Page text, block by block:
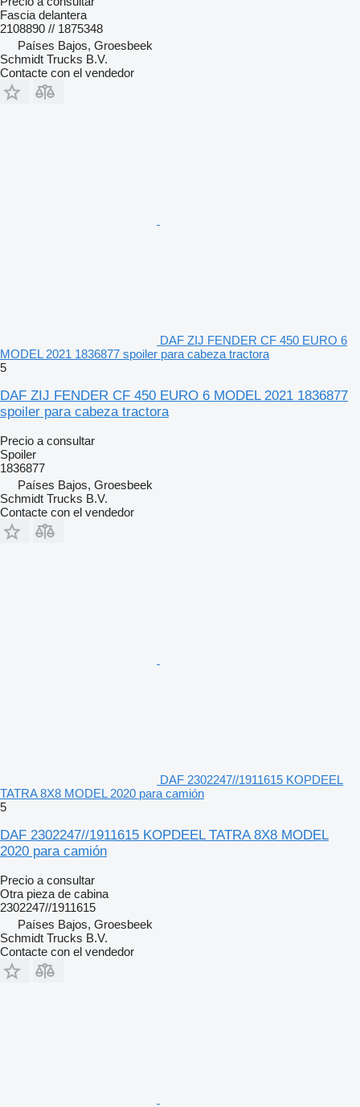
Fascia delantera
2108890 // 1875348
Países Bajos, Groesbeek
Schmidt Trucks B.V.
Contacte con el vendedor
DAF ZIJ FENDER CF 450 EURO 6
MODEL 2021 1836877 spoiler para cabeza tractora
5
DAF ZIJ FENDER CF 450 EURO 6 MODEL 2021 1836877
spoiler para cabeza tractora
Precio a consultar
Spoiler
1836877
Países Bajos, Groesbeek
Schmidt Trucks B.V.
Contacte con el vendedor
DAF 2302247//1911615 KOPDEEL
TATRA 8X8 MODEL 2020 para camión
5
DAF 2302247//1911615 KOPDEEL TATRA 8X8 MODEL
2020 para camión
Precio a consultar
Otra pieza de cabina
2302247//1911615
Países Bajos, Groesbeek
Schmidt Trucks B.V.
Contacte con el vendedor